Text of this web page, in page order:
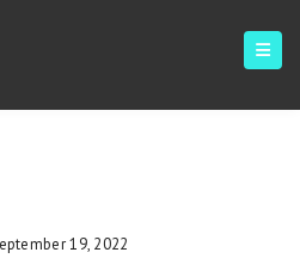
19, 2022